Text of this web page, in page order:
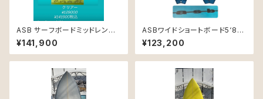
ASB サーフボードミッドレング
スPUオーダーメイド専用
¥141,900
ASBワイドショートボード5‘8P
Uティント仕上げ
¥123,200